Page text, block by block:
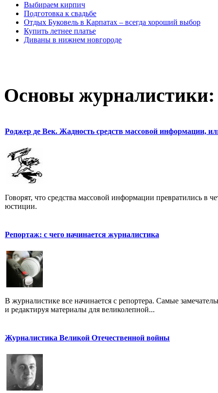
Выбираем кирпич
Подготовка к свадьбе
Отдых Буковель в Карпатах – всегда хороший выбор
Купить летнее платье
Диваны в нижнем новгороде
Основы журналистики:
Роджер де Век. Жадность средств массовой информации,
Говорят, что средства массовой информации превратились в
юстиции.
Репортаж: с чего начинается журналистика
В журналистике все начинается с репортера. Самые
и редактируя материалы для великолепной...
Журналистика Великой Отечественной войны